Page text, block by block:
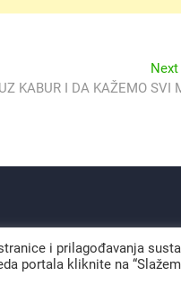
KABUR I DA KAŽEMO
Next
SVI
i prilagođavanja
portala kliknite na “Slažem